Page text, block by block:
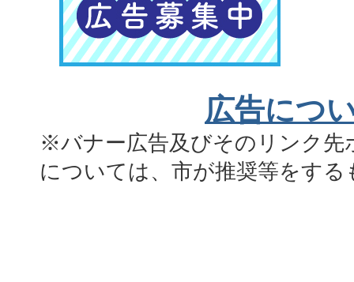
広告につ
※バナー広告及びそのリンク先
については、市が推奨等をす